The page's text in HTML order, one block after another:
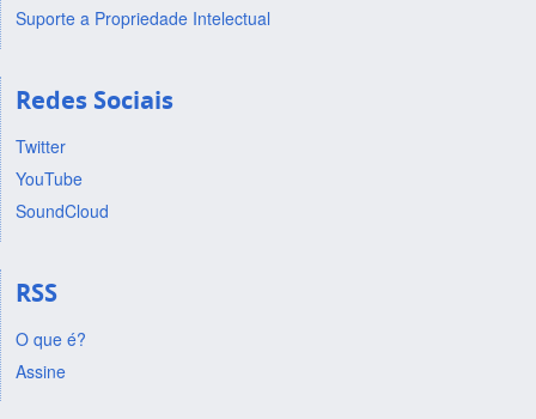
Suporte a Propriedade Intelectual
Redes Sociais
Twitter
YouTube
SoundCloud
RSS
O que é?
Assine